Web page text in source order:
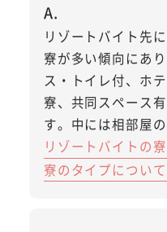
リゾートバイト先
寮が多い傾向にあ
ス・トイレ付、ホ
寮、共同スペース
す。中には相部屋
リゾートバイトの
寮のタイプについて